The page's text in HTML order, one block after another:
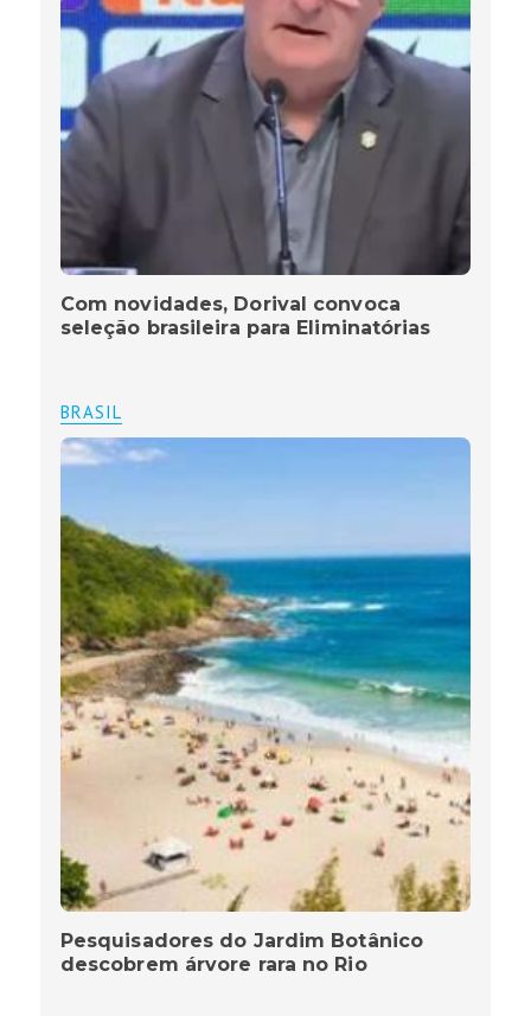
Com novidades, Dorival convoca
seleção brasileira para Eliminatórias
BRASIL
Pesquisadores do Jardim Botânico
descobrem árvore rara no Rio